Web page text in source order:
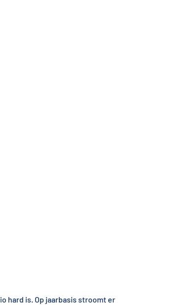
hard is. Op jaarbasis stroomt er